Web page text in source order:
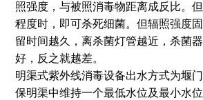
照强度，与被照消毒物距离成反比。
程度时，即可杀死细菌。但辐照强度
留时间越久，离杀菌灯管越近，杀菌
好，反之就越差。
明渠式紫外线消毒设备出水方式为堰
保明渠中维持一个最低水位及最小水